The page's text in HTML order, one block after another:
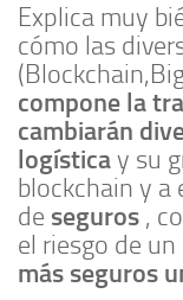
Explica muy
cómo las
compone la
cambiarán
logísticay su
blockchain y a
de seguros ,
el riesgo de
más seguros